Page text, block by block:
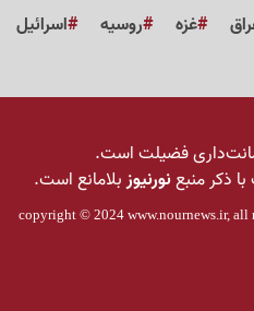
غزه روسیه اسرائیل
فضیلت است.
ذکر منبعنورنیوزبلامانع است.
copyright © 2024 www.nournews.ir, all